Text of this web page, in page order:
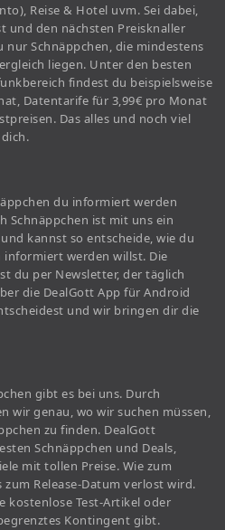
Reise & Hotel uvm. Sei dabei,
und den nächsten Preisknaller
Schnäppchen, die mindestens
liegen. Unter den besten
findest du beispielsweise
Datentarife für 3,99€ pro Monat
Das alles und noch viel
du informiert werden
Schnäppchen ist mit uns ein
kannst so entscheide, wie du
informiert werden willst. Die
du per Newsletter, der täglich
die DealGott App für Android
und wir bringen dir die
gibt es bei uns. Durch
wir genau, wo wir suchen müssen,
zu finden. DealGott
Schnäppchen und Deals,
mit tollen Preise. Wie zum
Release-Datum verlost wird.
kostenlose Test-Artikel oder
Kontingent gibt.